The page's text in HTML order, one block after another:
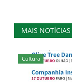
MAIS NOTÍCIAS
Cultura